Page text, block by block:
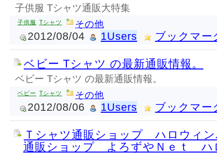
子供服 Tシャツ通販大特集
子供服 Tシャツ その他
2012/08/04 1Users ブックマー
ベビー Tシャツ の最新通販情報。
ベビー Tシャツ の最新通販情報。
ベビー Tシャツ その他
2012/08/06 1Users ブックマー
Ｔシャツ通販ショップ ハロウィ
通販ショップ よろずやＮｅｔ ハ